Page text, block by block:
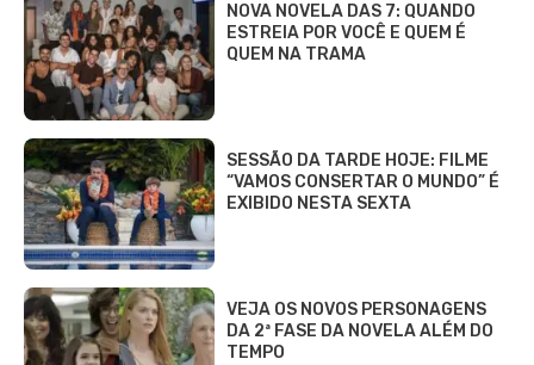
NOVA NOVELA DAS 7: QUANDO
ESTREIA POR VOCÊ E QUEM É
QUEM NA TRAMA
SESSÃO DA TARDE HOJE: FILME
“VAMOS CONSERTAR O MUNDO” É
EXIBIDO NESTA SEXTA
VEJA OS NOVOS PERSONAGENS
DA 2ª FASE DA NOVELA ALÉM DO
TEMPO